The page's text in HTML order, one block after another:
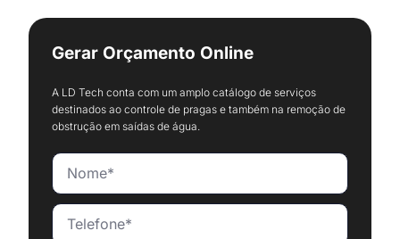
Gerar Orçamento Online
A LD Tech conta com um amplo catálogo de serviços
destinados ao controle de pragas e também na remoção de
obstrução em saídas de água.